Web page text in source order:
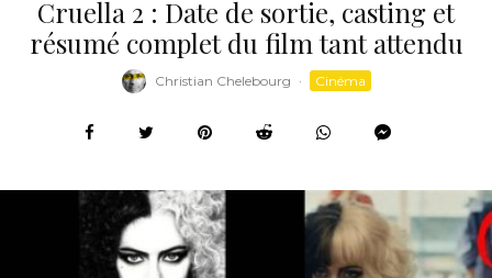
Cruella 2 : Date de sortie, casting et
résumé complet du film tant attendu
Christian Chelebourg · Cinéma